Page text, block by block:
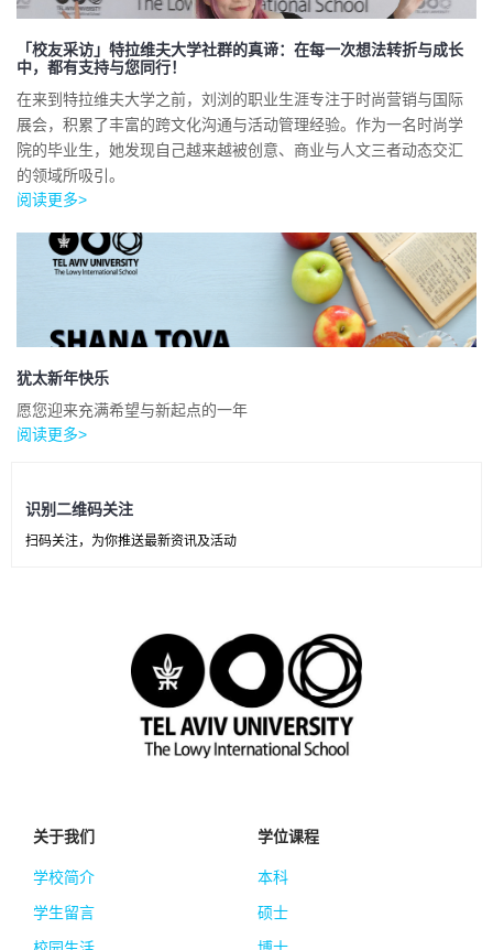
「校友采访」特拉维夫大学社群的真谛：在每一次想法转折与成长
中，都有支持与您同行！
在来到特拉维夫大学之前，刘浏的职业生涯专注于时尚营销与国际
展会，积累了丰富的跨文化沟通与活动管理经验。作为一名时尚学
院的毕业生，她发现自己越来越被创意、商业与人文三者动态交汇
的领域所吸引。
阅读更多>
犹太新年快乐
愿您迎来充满希望与新起点的一年
阅读更多>
识别二维码关注
扫码关注，为你推送最新资讯及活动
关于我们
学校简介
学生留言
学位课程
本科
硕士